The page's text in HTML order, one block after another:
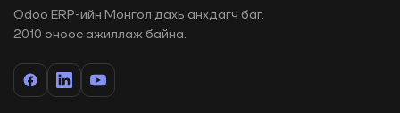
Odoo ERP-ийн Монгол дахь анхдагч баг.
2010 оноос ажиллаж байна.